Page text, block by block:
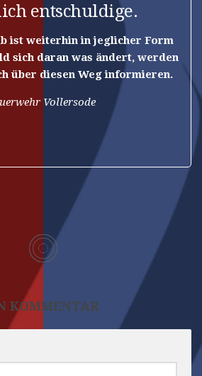
entschuldige.
ist weiterhin in jeglicher Form
sich daran was ändert, werden
über diesen Weg informieren.
Vollersode
KOMMENTAR